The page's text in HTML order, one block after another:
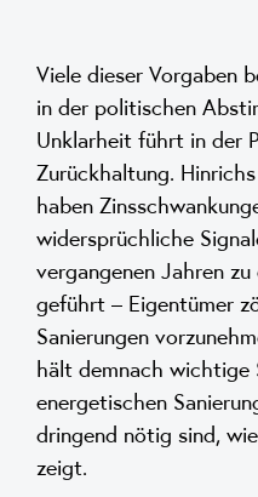
Viele dieser Vorgaben
in der politischen
Unklarheit führt in der
Zurückhaltung.
haben
widersprüchliche
vergangenen Jahren
geführt – Eigentümer
Sanierungen
hält demnach
energetischen
dringend nötig sind,
zeigt.